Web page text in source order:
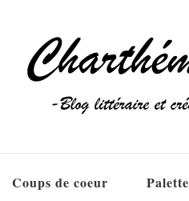
Coups de coeur Palette